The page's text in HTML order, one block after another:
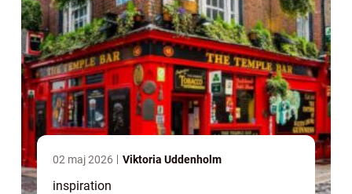
02 maj 2026 Viktoria Uddenholm
inspiration